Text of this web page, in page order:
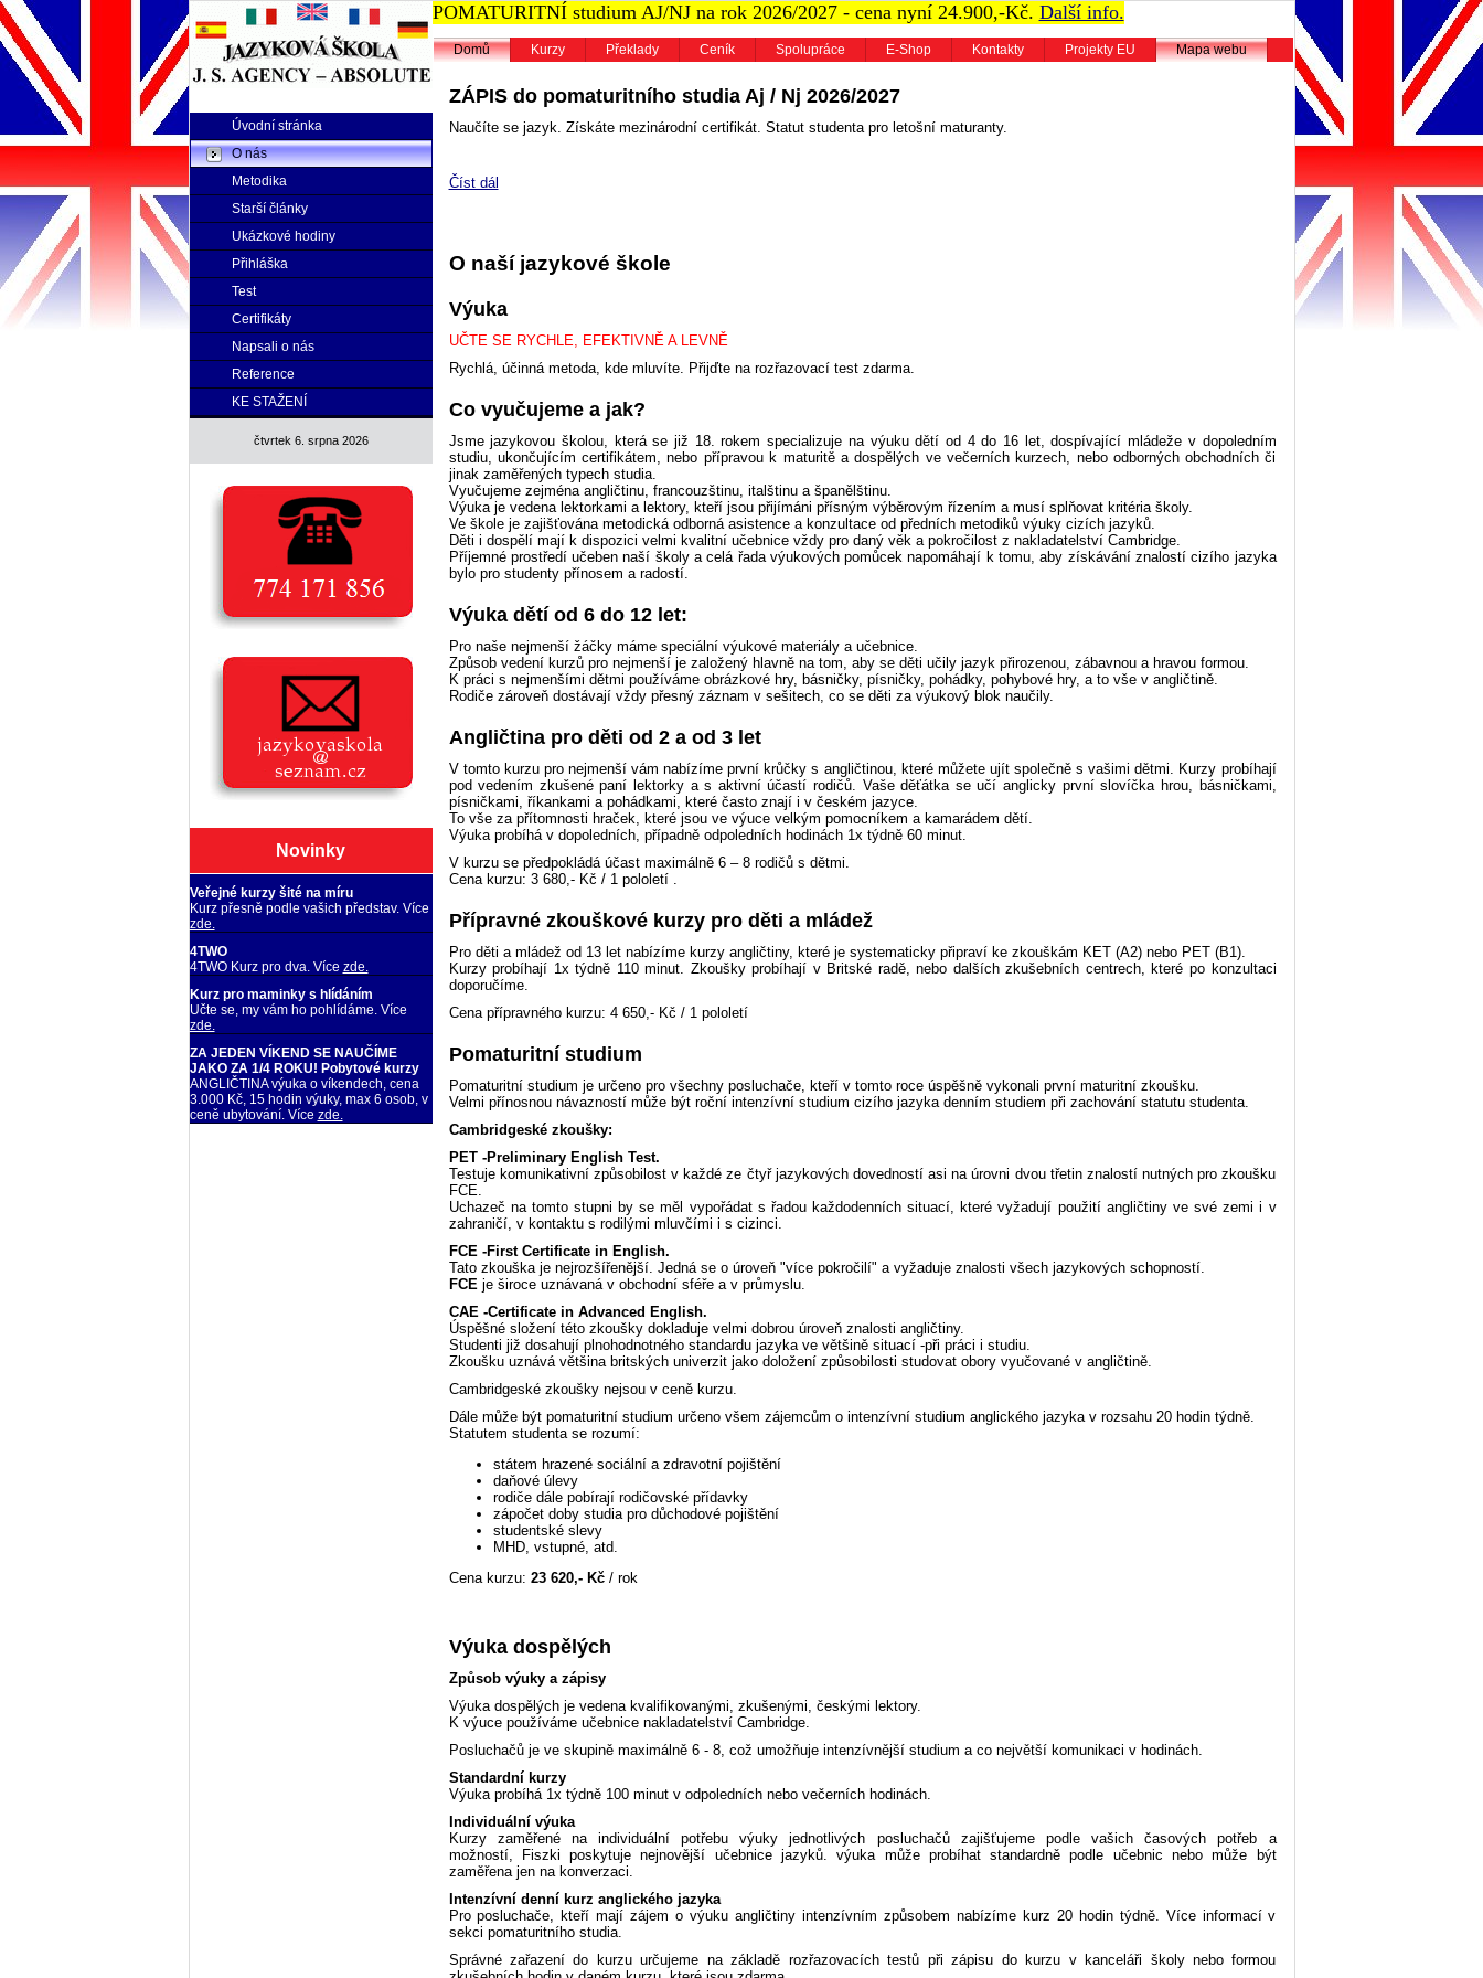
Úvodní stránka
O nás
Metodika
Starší články
Ukázkové hodiny
Přihláška
Test
Certifikáty
Napsali o nás
Reference
KE STAŽENÍ
čtvrtek 6. srpna 2026
Novinky
Veřejné kurzy šité na míru
Kurz přesně podle vašich představ. Více
zde.
4TWO
4TWO Kurz pro dva. Více zde.
Kurz pro maminky s hlídáním
Učte se, my vám ho pohlídáme. Více
zde.
ZA JEDEN VÍKEND SE NAUČÍME
JAKO ZA 1/4 ROKU! Pobytové kurzy
ANGLIČTINA výuka o víkendech, cena
3.000 Kč, 15 hodin výuky, max 6 osob, v
ceně ubytování. Více zde.
POMATURITNÍ studium AJ/NJ na rok 2026/2027 - cena nyní 24.900,-Kč. Další info.
Domů Kurzy Překlady Ceník Spolupráce E-Shop Kontakty Projekty EU Mapa webu
ZÁPIS do pomaturitního studia Aj / Nj 2026/2027
Naučíte se jazyk. Získáte mezinárodní certifikát. Statut studenta pro letošní maturanty.
Číst dál
O naší jazykové škole
Výuka
UČTE SE RYCHLE, EFEKTIVNĚ A LEVNĚ
Rychlá, účinná metoda, kde mluvíte. Přijďte na rozřazovací test zdarma.
Co vyučujeme a jak?
Jsme jazykovou školou, která se již 18. rokem specializuje na výuku dětí od 4 do 16 let, dospívající mládeže v dopoledním
studiu, ukončujícím certifikátem, nebo přípravou k maturitě a dospělých ve večerních kurzech, nebo odborných obchodních či
jinak zaměřených typech studia.
Vyučujeme zejména angličtinu, francouzštinu, italštinu a španělštinu.
Výuka je vedena lektorkami a lektory, kteří jsou přijímáni přísným výběrovým řízením a musí splňovat kritéria školy.
Ve škole je zajišťována metodická odborná asistence a konzultace od předních metodiků výuky cizích jazyků.
Děti i dospělí mají k dispozici velmi kvalitní učebnice vždy pro daný věk a pokročilost z nakladatelství Cambridge.
Příjemné prostředí učeben naší školy a celá řada výukových pomůcek napomáhají k tomu, aby získávání znalostí cizího jazyka
bylo pro studenty přínosem a radostí.
Výuka dětí od 6 do 12 let:
Pro naše nejmenší žáčky máme speciální výukové materiály a učebnice.
Způsob vedení kurzů pro nejmenší je založený hlavně na tom, aby se děti učily jazyk přirozenou, zábavnou a hravou formou.
K práci s nejmenšími dětmi používáme obrázkové hry, básničky, písničky, pohádky, pohybové hry, a to vše v angličtině.
Rodiče zároveň dostávají vždy přesný záznam v sešitech, co se děti za výukový blok naučily.
Angličtina pro děti od 2 a od 3 let
V tomto kurzu pro nejmenší vám nabízíme první krůčky s angličtinou, které můžete ujít společně s vašimi dětmi. Kurzy probíhají
pod vedením zkušené paní lektorky a s aktivní účastí rodičů. Vaše děťátka se učí anglicky první slovíčka hrou, básničkami,
písničkami, říkankami a pohádkami, které často znají i v českém jazyce.
To vše za přítomnosti hraček, které jsou ve výuce velkým pomocníkem a kamarádem dětí.
Výuka probíhá v dopoledních, případně odpoledních hodinách 1x týdně 60 minut.
V kurzu se předpokládá účast maximálně 6 – 8 rodičů s dětmi.
Cena kurzu: 3 680,- Kč / 1 pololetí .
Přípravné zkouškové kurzy pro děti a mládež
Pro děti a mládež od 13 let nabízíme kurzy angličtiny, které je systematicky připraví ke zkouškám KET (A2) nebo PET (B1).
Kurzy probíhají 1x týdně 110 minut. Zkoušky probíhají v Britské radě, nebo dalších zkušebních centrech, které po konzultaci
doporučíme.
Cena přípravného kurzu: 4 650,- Kč / 1 pololetí
Pomaturitní studium
Pomaturitní studium je určeno pro všechny posluchače, kteří v tomto roce úspěšně vykonali první maturitní zkoušku.
Velmi přínosnou návazností může být roční intenzívní studium cizího jazyka denním studiem při zachování statutu studenta.
Cambridgeské zkoušky:
PET -Preliminary English Test.
Testuje komunikativní způsobilost v každé ze čtyř jazykových dovedností asi na úrovni dvou třetin znalostí nutných pro zkoušku
FCE.
Uchazeč na tomto stupni by se měl vypořádat s řadou každodenních situací, které vyžadují použití angličtiny ve své zemi i v
zahraničí, v kontaktu s rodilými mluvčími i s cizinci.
FCE -First Certificate in English.
Tato zkouška je nejrozšířenější. Jedná se o úroveň "více pokročilí" a vyžaduje znalosti všech jazykových schopností.
FCEje široce uznávaná v obchodní sféře a v průmyslu.
CAE -Certificate in Advanced English.
Úspěšné složení této zkoušky dokladuje velmi dobrou úroveň znalosti angličtiny.
Studenti již dosahují plnohodnotného standardu jazyka ve většině situací -při práci i studiu.
Zkoušku uznává většina britských univerzit jako doložení způsobilosti studovat obory vyučované v angličtině.
Cambridgeské zkoušky nejsou v ceně kurzu.
Dále může být pomaturitní studium určeno všem zájemcům o intenzívní studium anglického jazyka v rozsahu 20 hodin týdně.
Statutem studenta se rozumí:
státem hrazené sociální a zdravotní pojištění
daňové úlevy
rodiče dále pobírají rodičovské přídavky
zápočet doby studia pro důchodové pojištění
studentské slevy
MHD, vstupné, atd.
Cena kurzu: 23 620,- Kč/ rok
Výuka dospělých
Způsob výuky a zápisy
Výuka dospělých je vedena kvalifikovanými, zkušenými, českými lektory.
K výuce používáme učebnice nakladatelství Cambridge.
Posluchačů je ve skupině maximálně 6 - 8, což umožňuje intenzívnější studium a co největší komunikaci v hodinách.
Standardní kurzy
Výuka probíhá 1x týdně 100 minut v odpoledních nebo večerních hodinách.
Individuální výuka
Kurzy zaměřené na individuální potřebu výuky jednotlivých posluchačů zajišťujeme podle vašich časových potřeb a
možností,
Fiszki poskytuje nejnovější učebnice jazyků. výuka může probíhat standardně podle učebnic nebo může být
zaměřena jen na konverzaci.
Intenzívní denní kurz anglického jazyka
Pro posluchače, kteří mají zájem o výuku angličtiny intenzívním způsobem nabízíme kurz 20 hodin týdně. Více informací v
sekci pomaturitního studia.
Správné zařazení do kurzu určujeme na základě rozřazovacích testů při zápisu do kurzu v kanceláři školy nebo formou